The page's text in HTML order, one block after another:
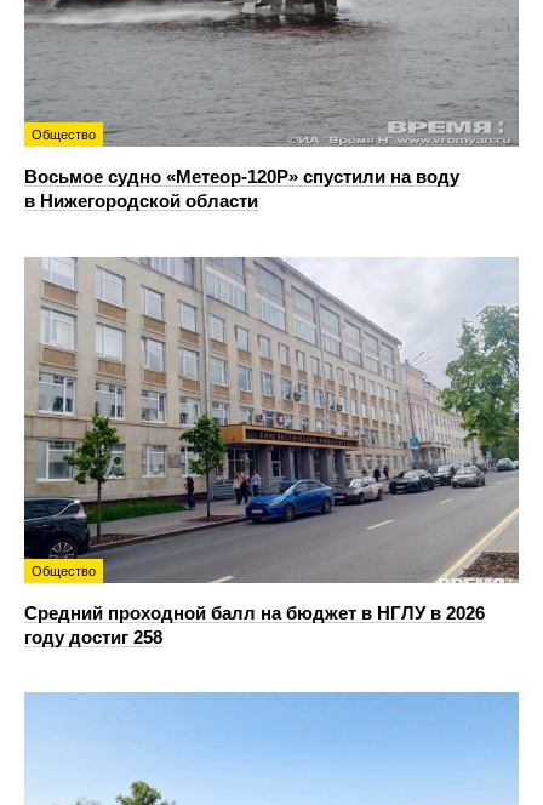
Общество
Восьмое судно «Метеор-120Р» спустили на воду
в Нижегородской области
Общество
Средний проходной балл на бюджет в НГЛУ в 2026
году достиг 258